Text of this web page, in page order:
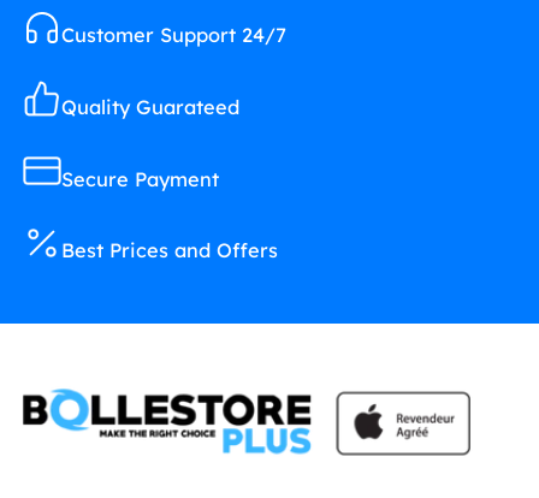
Customer Support 24/7
Quality Guarateed
Secure Payment
Best Prices and Offers